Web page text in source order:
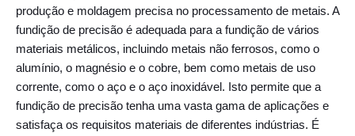
produção e moldagem precisa no processamento de metais. A
fundição de precisão é adequada para a fundição de vários
materiais metálicos, incluindo metais não ferrosos, como o
alumínio, o magnésio e o cobre, bem como metais de uso
corrente, como o aço e o aço inoxidável. Isto permite que a
fundição de precisão tenha uma vasta gama de aplicações e
satisfaça os requisitos materiais de diferentes indústrias. É